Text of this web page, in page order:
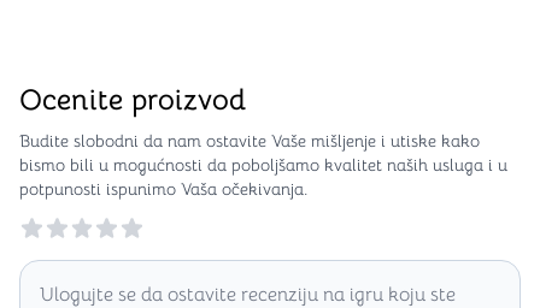
Ocenite proizvod
Budite slobodni da nam ostavite Vaše mišljenje i utiske kako
bismo bili u mogućnosti da poboljšamo kvalitet naših usluga i u
potpunosti ispunimo Vaša očekivanja.
Reviews
Ulogujte se da ostavite recenziju na igru koju ste